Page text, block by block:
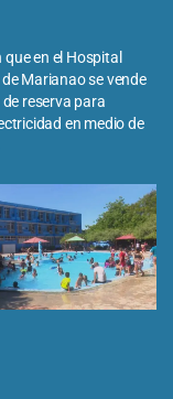
que en el Hospital
Marianao se vende
reserva para
en medio de